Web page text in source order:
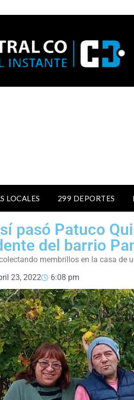
LOCALES 299 DEPORTES
pasó Patuco
del barrio
membrillos en la casa de
23, 2022 6:08 pm